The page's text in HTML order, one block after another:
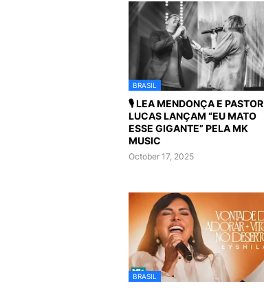
BRASIL
🎙️ LEA MENDONÇA E PASTOR
LUCAS LANÇAM “EU MATO
ESSE GIGANTE” PELA MK
MUSIC
October 17, 2025
BRASIL